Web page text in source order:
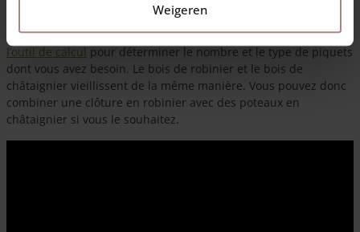
Weigeren
Que vous installiez une clôture ganivelle en robinier ou en
châtaignier, la procédure est la même. Vous pouvez utiliser
l’outil de calculpour déterminer le nombre et le type de piquets
dont vous avez besoin. Le bois de robinier et le bois de
châtaignier vieillissent de la même manière. Vous pouvez donc
combiner une clôture en robinier avec des poteaux en
châtaignier si vous le souhaitez.